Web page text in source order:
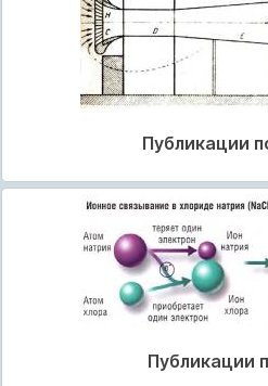
Публикации
Публикации